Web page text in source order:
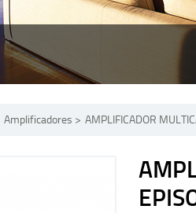
Amplificadores AMPLIFICADOR